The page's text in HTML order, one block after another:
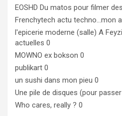
EOSHD Du matos pour filmer
Frenchytech actu techno…mon
l'epicerie moderne (salle) A
actuelles 0
MOWNO ex bokson 0
publikart 0
un sushi dans mon pieu 0
Une pile de disques (pour
Who cares, really ? 0